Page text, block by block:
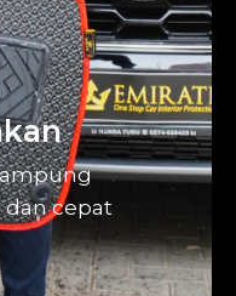
dan cepat